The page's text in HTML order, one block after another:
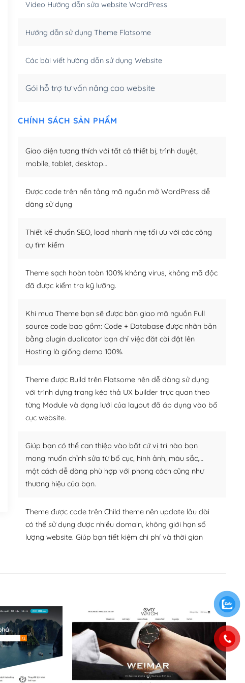
(+950,000₫)
Video Hướng dẫn sửa website WordPress
Hướng dẫn sử dụng Theme Flatsome
Các bài viết hướng dẫn sử dụng Website
Gói hỗ trợ tư vấn nâng cao website
CHÍNH SÁCH SẢN PHẨM
Giao diện tương thích với tất cả thiết bị, trình duyệt,
mobile, tablet, desktop…
Được code trên nền tảng mã nguồn mở WordPress dễ
dàng sử dụng
Thiết kế chuẩn SEO, load nhanh nhẹ tối ưu với các công
cụ tìm kiếm
Theme sạch hoàn toàn 100% không virus, không mã độc
đã được kiểm tra kỹ lưỡng.
Khi mua Theme bạn sẽ được bàn giao mã nguồn Full
source code bao gồm: Code + Database được nhân bản
bằng plugin duplicator bạn chỉ việc đăt cài đặt lên
Hosting là giống demo 100%.
Theme được Build trên Flatsome nên dễ dàng sử dụng
với trình dựng trang kéo thả UX builder trực quan theo
từng Module và dạng lưới của layout đã áp dụng vào bố
cục website.
Giúp bạn có thể can thiệp vào bất cứ vị trí nào bạn
mong muốn chỉnh sửa từ bố cục, hình ảnh, màu sắc,…
một cách dễ dàng phù hợp với phong cách cũng như
thương hiệu của bạn.
Theme được code trên Child theme nên update lâu dài
có thể sử dụng được nhiều domain, không giới hạn số
lượng website. Giúp bạn tiết kiệm chi phí và thời gian